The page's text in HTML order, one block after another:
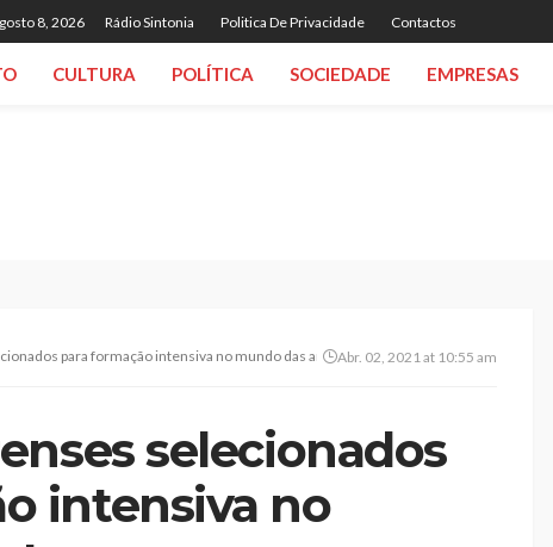
8, 2026 Rádio Sintonia Politica De Privacidade Contactos
CULTURA POLÍTICA SOCIEDADE EMPRESAS
para formação intensiva no mundo das artesAbr. 02, 2021 at 10:55 am
selecionados
intensiva no